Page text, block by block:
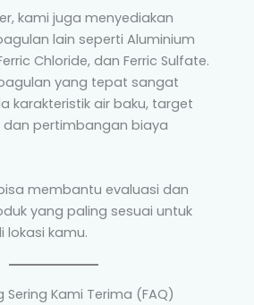
kami juga menyediakan
lain seperti Aluminium
Chloride, dan Ferric Sulfate.
yang tepat sangat
karakteristik air baku, target
dan pertimbangan biaya
membantu evaluasi dan
yang paling sesuai untuk
lokasi kamu.
Kami Terima (FAQ)